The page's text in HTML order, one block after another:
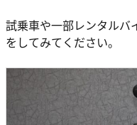
試乗車や一部レンタルバ
をしてみてください。